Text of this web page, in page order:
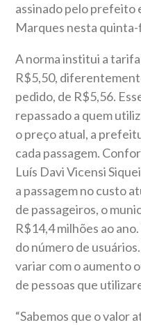
assinado pelo prefeito
Marques nesta
A norma institui a
R$5,50,
pedido, de R$5,56.
repassado a quem
o preço atual, a
cada passagem.
Luís Davi Vicensi
a passagem no custo
de passageiros, o
R$14,4 milhões ao
do número de
variar com o aumento
de pessoas que
“Sabemos que o valor